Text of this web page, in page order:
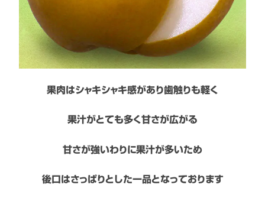
果肉はシャキシャキ感があり歯触りも軽く
果汁がとても多く甘さが広がる
甘さが強いわりに果汁が多いため
後口はさっぱりとした一品となっております